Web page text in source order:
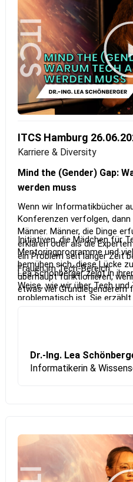
ITCS Hamburg
Karriere & Diversity
Mind the (Gender) Gap:
werden muss
Wenn wir Informatikbücher
Konferenzen verfolgen,
Männer. Männer, die Dinge
erklären oder als die
ein Problem seit langer Zeit
Frauen im Tech-Bereich.
Initiativen, die Mädchen für
Mentoringprogramme und
bemühen sich, diese Lücke
überhaupt funktionieren,
etwas viel Grundlegenderem
Lea Schönberger zeigt in
Weise, wie wir über Tech
problematisch ist. Sie
möchte.
Dr.-Ing. Lea
Informatikerin &